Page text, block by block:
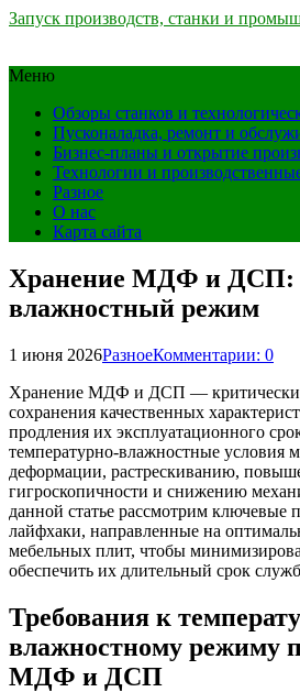
Запуск производств, станки и
Меню
Обзоры станков и
Пусконаладка, ремонт и
Бизнес-планы и открытие
Технологии и
Разное
О нас
Карта сайта
Хранение МДФ и ДСП:
влажностный режим
1 июня 2026РазноеКомментарии: 0
Хранение МДФ и ДСП — критически
сохранения качественных
продления их эксплуатационного
температурно-влажностные условия
деформации, растрескиванию,
гигроскопичности и снижению
данной статье рассмотрим ключевые
лайфхаки, направленные на
мебельных плит, чтобы
обеспечить их длительный срок
Требования к
влажностному режиму
МДФ и ДСП